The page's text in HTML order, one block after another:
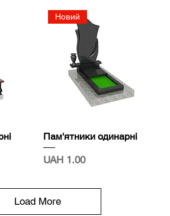
Новий
Пам'ятники одинарні
Price
UAH 1.00
Load More